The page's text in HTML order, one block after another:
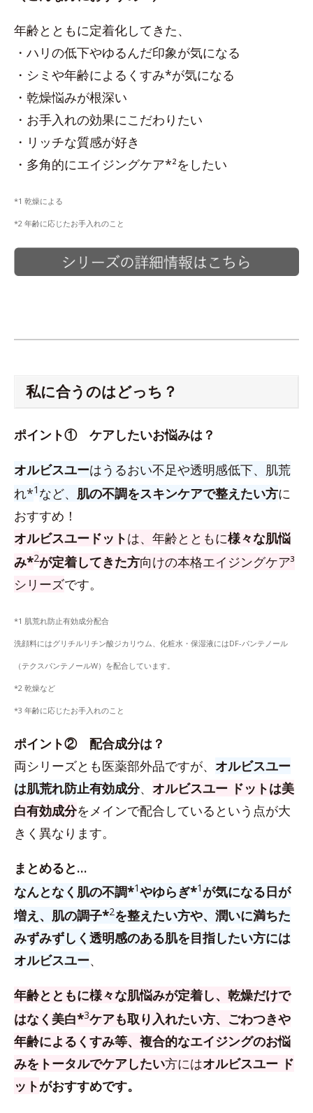
年齢とともに定着化してきた、
・ハリの低下やゆるんだ印象が気になる
・シミや年齢によるくすみ*が気になる
・乾燥悩みが根深い
・お手入れの効果にこだわりたい
・リッチな質感が好き
・多角的にエイジングケア*²をしたい
*1 乾燥による
*2 年齢に応じたお手入れのこと
私に合うのはどっち？
ポイント① ケアしたいお悩みは？
オルビスユーはうるおい不足や透明感低下、肌荒
れ*1 など、 肌の不調をスキンケアで整えたい方に
おすすめ！
オルビスユードットは、年齢とともに様々な肌悩
み*2が定着してきた方向けの本格エイジングケア³
シリーズです。
*1 肌荒れ防止有効成分配合
洗顔料にはグリチルリチン酸ジカリウム、化粧水・保湿液にはDF-パンテノール
（テクスパンテノールW）を配合しています。
*2 乾燥など
*3 年齢に応じたお手入れのこと
ポイント② 配合成分は？
両シリーズとも医薬部外品ですが、 オルビスユー
は肌荒れ防止有効成分、 オルビスユー ドットは美
白有効成分をメインで配合しているという点が大
きく異なります。
まとめると…
なんとなく肌の不調*1やゆらぎ*1 が気になる日が
増え、肌の調子*2を整えたい方や、潤いに満ちた
みずみずしく透明感のある肌を目指したい方には
オルビスユー、
年齢とともに様々な肌悩みが定着し、乾燥だけで
はなく美白*3ケアも取り入れたい方、 ごわつきや
年齢によるくすみ等、複合的なエイジングのお悩
みをトータルでケアしたい方にはオルビスユー ド
ットがおすすめです。